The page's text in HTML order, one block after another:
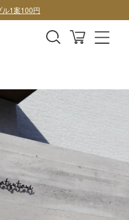
ル1案100円
たい方はこちら
送料無料！
1案100円